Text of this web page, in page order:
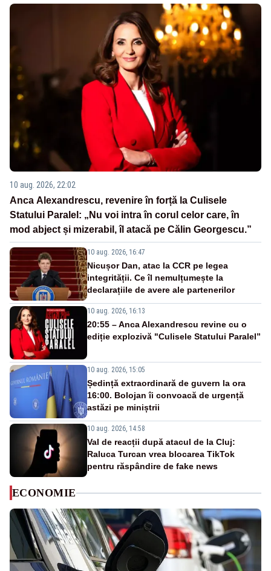
10 aug. 2026, 22:02
Anca Alexandrescu, revenire în forță la Culisele
Statului Paralel: „Nu voi intra în corul celor care, în
mod abject și mizerabil, îl atacă pe Călin Georgescu.”
10 aug. 2026, 16:47
Nicușor Dan, atac la CCR pe legea
integrității. Ce îl nemulțumește la
declarațiile de avere ale partenerilor
10 aug. 2026, 16:13
20:55 – Anca Alexandrescu revine cu o
ediție explozivă "Culisele Statului Paralel”
10 aug. 2026, 15:05
Ședință extraordinară de guvern la ora
16:00. Bolojan îi convoacă de urgență
astăzi pe miniștrii
10 aug. 2026, 14:58
Val de reacții după atacul de la Cluj:
Raluca Turcan vrea blocarea TikTok
pentru răspândire de fake news
ECONOMIE